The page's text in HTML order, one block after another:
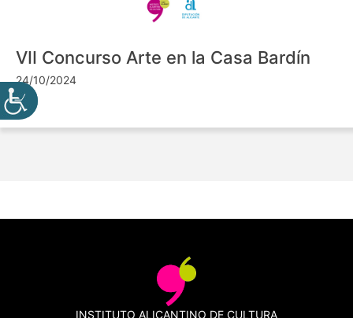
VII Concurso Arte en la Casa Bardín
24/10/2024
INSTITUTO ALICANTINO DE CULTURA